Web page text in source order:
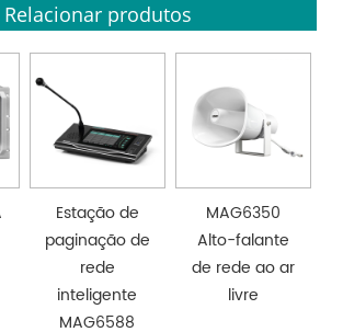
Relacionar produtos
Estação de
paginação de
rede
inteligente
MAG6588
MAG6350
Alto-falante
de rede ao ar
livre